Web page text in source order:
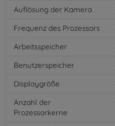
Auflösung der Kamera
Frequenz des Prozessors
Arbeitsspeicher
Benutzerspeicher
Displaygröße
Anzahl der
Prozessorkerne